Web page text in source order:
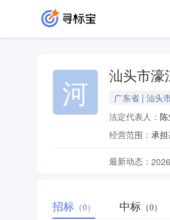
河 汕头市濠
广东省 | 汕头
法定代表人：
经营范围： 承
最新动态：
招标 （0） 中标 （0）